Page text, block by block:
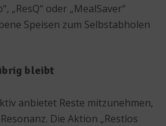
„ResQ“ oder „MealSaver“
Speisen zum Selbstabholen
bleibt
anbietet Reste mitzunehmen,
Die Aktion „Restlos